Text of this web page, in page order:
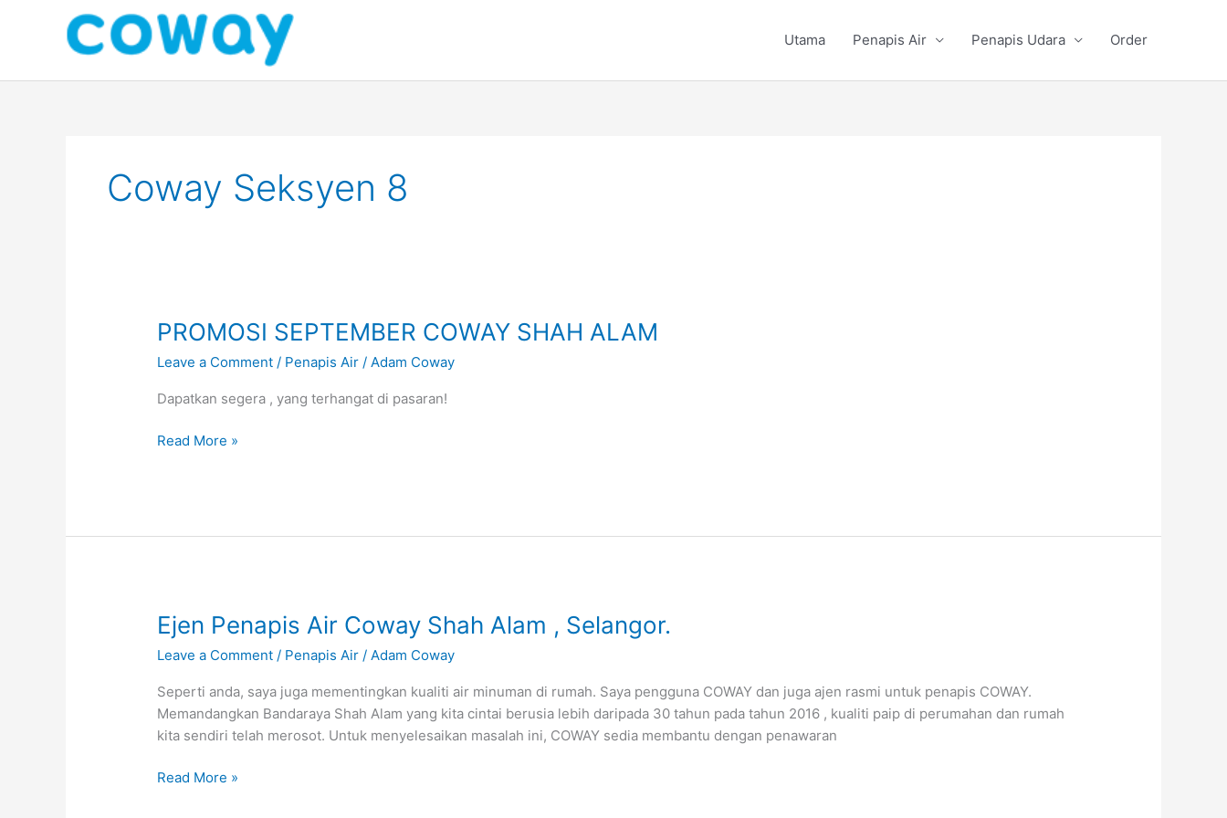
Utama Penapis Air Penapis Udara Order
Coway Seksyen 8
PROMOSI SEPTEMBER COWAY SHAH ALAM
Leave a Comment / Penapis Air / Adam Coway
Dapatkan segera , yang terhangat di pasaran!
PROMOSI
COWAY
SHAH
Read More »
Ejen Penapis Air Coway Shah Alam , Selangor.
Leave a Comment / Penapis Air / Adam Coway
Seperti anda, saya juga mementingkan kualiti air minuman di rumah. Saya pengguna COWAY dan juga ajen rasmi untuk penapis COWAY.
Memandangkan Bandaraya Shah Alam yang kita cintai berusia lebih daripada 30 tahun pada tahun 2016 , kualiti paip di perumahan dan rumah
kita sendiri telah merosot. Untuk menyelesaikan masalah ini, COWAY sedia membantu dengan penawaran
Ejen
Penapis
Air
Coway
Shah
Alam
Selangor.
Read More »